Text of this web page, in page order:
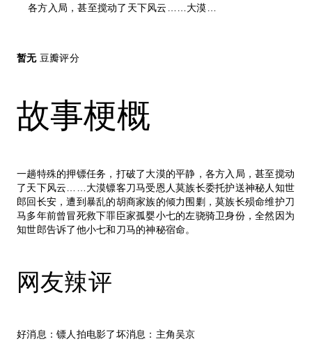
各方入局，甚至搅动了天下风云……大漠镖
家孤婴小七的左骁骑卫身份，全然因为知世
暂无豆瓣评分
故事梗概
一趟特殊的押镖任务，打破了大漠的平静，各方入局，甚至搅动
了天下风云……大漠镖客刀马受恩人莫族长委托护送神秘人知世
郎回长安，遭到暴乱的胡商家族的倾力围剿，莫族长殒命维护刀
马多年前曾冒死救下罪臣家孤婴小七的左骁骑卫身份，全然因为
知世郎告诉了他小七和刀马的神秘宿命。
网友辣评
好消息：镖人拍电影了坏消息：主角吴京